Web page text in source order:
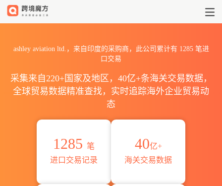
ashley aviation ltd.，来自印度的采购商，此公司累计有 1285笔进
口交易
采集来自220+国家及地区，40亿+条海关交易数据，
全球贸易数据精准查找，实时追踪海外企业贸易动
态
1285 笔
进口交易记录
40亿+
海关交易数据